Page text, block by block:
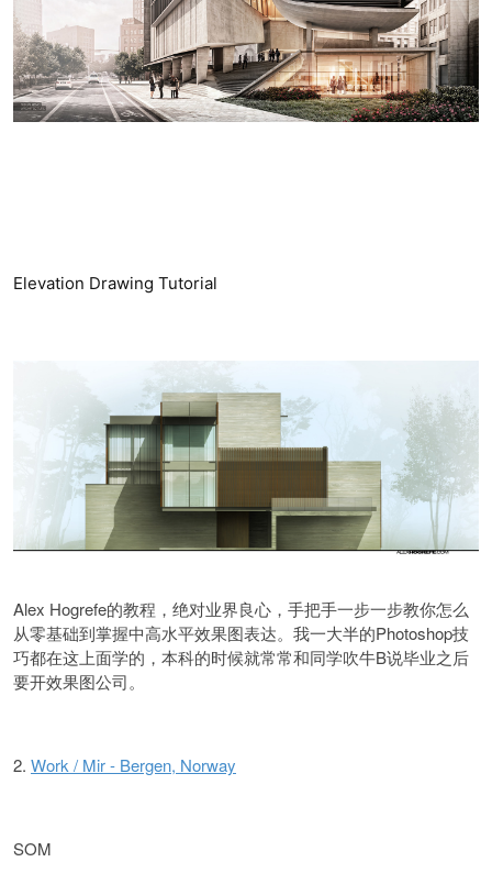
Elevation Drawing Tutorial
Alex Hogrefe的教程，绝对业界良心，手把手一步一步教你怎么
从零基础到掌握中高水平效果图表达。我一大半的Photoshop技
巧都在这上面学的，本科的时候就常常和同学吹牛B说毕业之后
要开效果图公司。
2. Work / Mir - Bergen, Norway
SOM